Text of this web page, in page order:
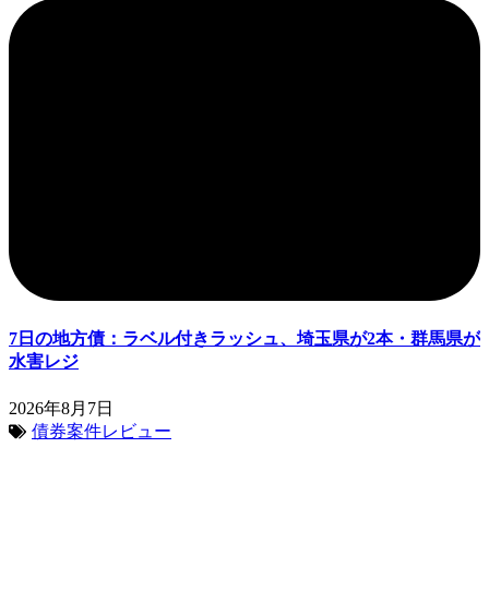
7日の地方債：ラベル付きラッシュ、埼玉県が2本・群馬県が
水害レジ
2026年8月7日
債券案件レビュー